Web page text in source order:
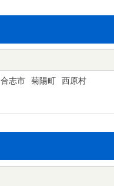
合志市 菊陽町
西原村